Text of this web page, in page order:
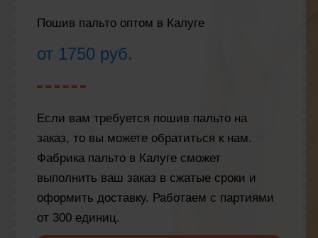
Пошив пальто оптом в Калуге
от 1750 руб.
Если вам требуется пошив пальто на
заказ, то вы можете обратиться к нам.
Фабрика пальто в Калуге сможет
выполнить ваш заказ в сжатые сроки и
оформить доставку. Работаем с партиями
от 300 единиц.